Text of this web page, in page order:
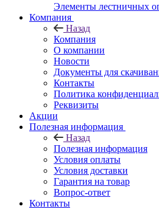
Элементы лестничных
Компания
Назад
Компания
О компании
Новости
Документы для
Контакты
Политика
Реквизиты
Акции
Полезная информация
Назад
Полезная информация
Условия оплаты
Условия доставки
Гарантия на товар
Вопрос-ответ
Контакты